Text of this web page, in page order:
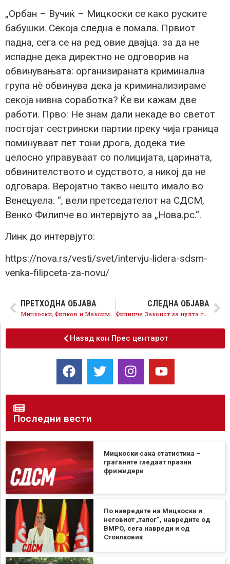
„Орбан – Вучиќ – Мицкоски се како руските
бабушки. Секоја следна е помала. Првиот
падна, сега се на ред овие двајца. за да не
испадне дека директно не одговорив на
обвинувањата: организираната криминална
група нè обвинува дека ја криминализираме
секоја нивна соработка? Ќе ви кажам две
работи. Прво: Не знам дали некаде во светот
постојат сестрински партии преку чија граница
поминуваат пет тони дрога, додека тие
целосно управуваат со полицијата, царината,
обвинителството и судството, а никој да не
одговара. Веројатно такво нешто имало во
Венецуела. “, вели претседателот на СДСМ,
Венко Филипче во интервјуто за „Нова.рс.“.
Линк до интервјуто:
https://nova.rs/vesti/svet/intervju-lidera-sdsm-
venka-filipceta-za-novu/
ПРЕТХОДНА ОБЈАВА СЛЕДНА ОБЈАВА
Филипче: Законот за нулта толеранција за корупција и слободата на медиумите ќе бидат првите задачи на новата влада
Назад кон Прес центарот
Последни вести
Мицкоски сака статистика –
граѓаните гледаат празни
фрижидери
По навредите на Мицкоски и
неговиот „талог“, навредите од
ВМРО, сега навреди и од
Стоилковиќ